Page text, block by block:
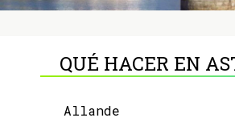
QUÉ HACER EN
Allande